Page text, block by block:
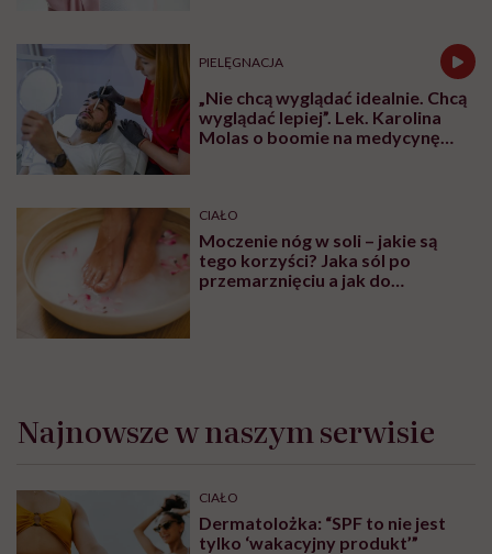
PIELĘGNACJA
„Nie chcą wyglądać idealnie. Chcą
wyglądać lepiej”. Lek. Karolina
Molas o boomie na medycynę
CIAŁO
Moczenie nóg w soli – jakie są
tego korzyści? Jaka sól po
przemarznięciu a jak do
Najnowsze w naszym serwisie
CIAŁO
Dermatolożka: “SPF to nie jest
tylko ‘wakacyjny produkt’”